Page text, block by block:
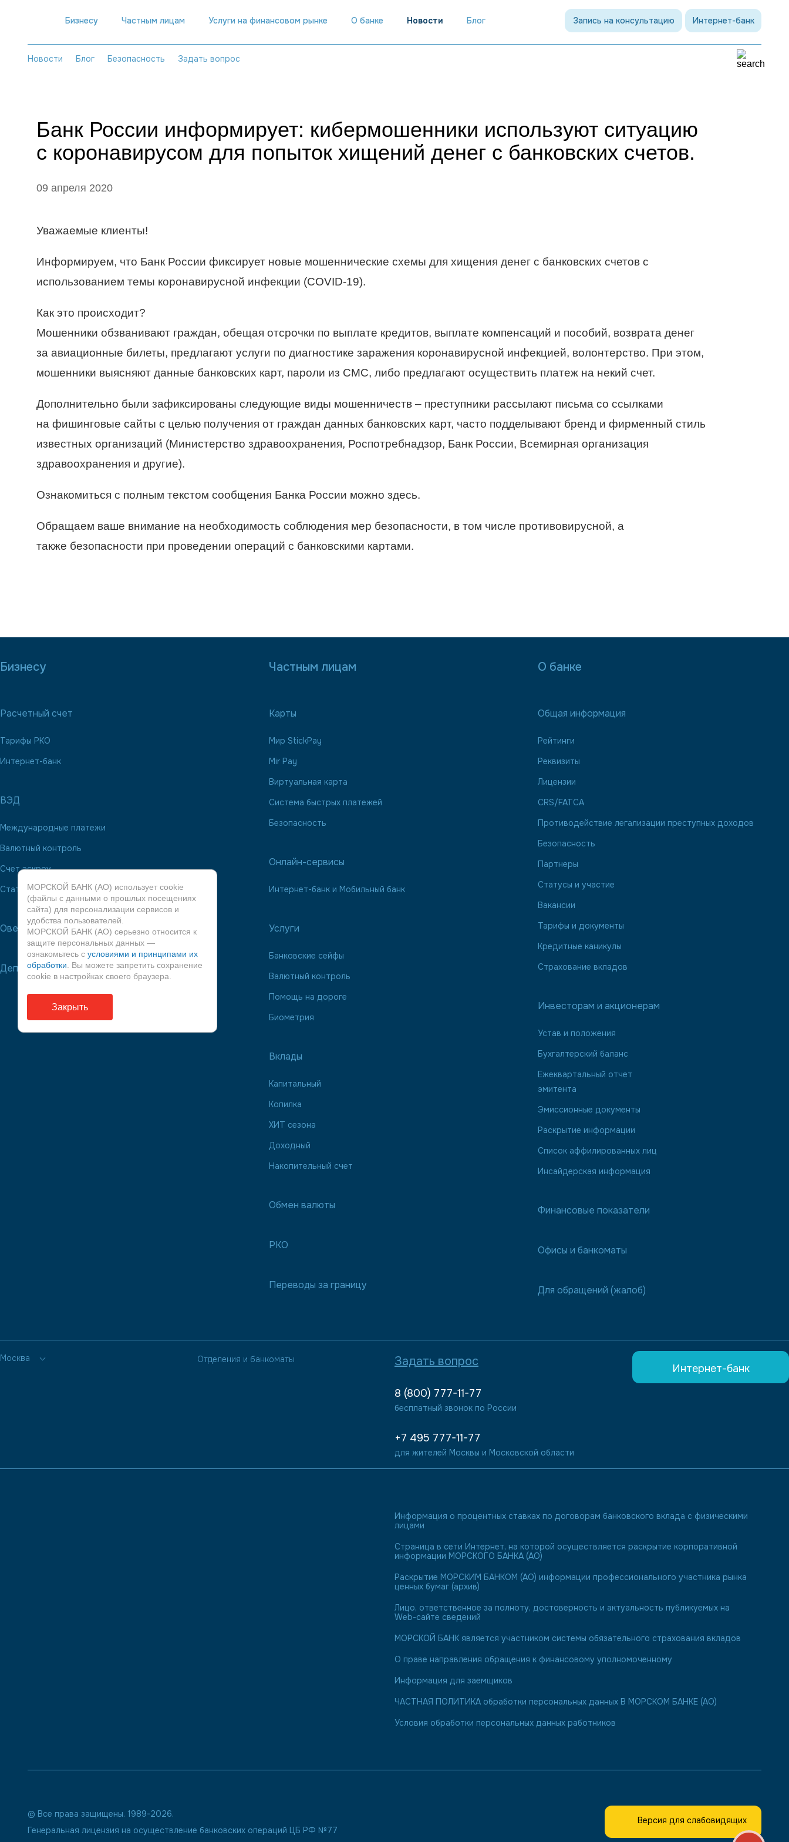
Бизнесу Частным лицам Услуги на финансовом рынке О банке Новости Блог Запись на консультацию Интернет-банк
Новости Блог Безопасность Задать вопрос
Банк России информирует: кибермошенники используют ситуацию
с коронавирусом для попыток хищений денег с банковских счетов.
09 апреля 2020
Уважаемые клиенты!
Информируем, что Банк России фиксирует новые мошеннические схемы для хищения денег с банковских счетов с
использованием темы коронавирусной инфекции (COVID-19).
Как это происходит?
Мошенники обзванивают граждан, обещая отсрочки по выплате кредитов, выплате компенсаций и пособий, возврата денег
за авиационные билеты, предлагают услуги по диагностике заражения коронавирусной инфекцией, волонтерство. При этом,
мошенники выясняют данные банковских карт, пароли из СМС, либо предлагают осуществить платеж на некий счет.
Дополнительно были зафиксированы следующие виды мошенничеств – преступники рассылают письма со ссылками
на фишинговые сайты с целью получения от граждан данных банковских карт, часто подделывают бренд и фирменный стиль
известных организаций (Министерство здравоохранения, Роспотребнадзор, Банк России, Всемирная организация
здравоохранения и другие).
Ознакомиться с полным текстом сообщения Банка России можно здесь.
Обращаем ваше внимание на необходимость соблюдения мер безопасности, в том числе противовирусной, а
также безопасности при проведении операций с банковскими картами.
Бизнесу
Расчетный счет
Тарифы РКО
Интернет-банк
ВЭД
Международные платежи
Валютный контроль
Счет эскроу
Стать партнером ВЭД
Овердрафт
Депозиты
Частным лицам
Карты
Мир StickPay
Mir Pay
Виртуальная карта
Система быстрых платежей
Безопасность
Онлайн-сервисы
Интернет-банк и Мобильный банк
Услуги
Банковские сейфы
Валютный контроль
Помощь на дороге
Биометрия
Вклады
Капитальный
Копилка
ХИТ сезона
Доходный
Накопительный счет
Обмен валюты
РКО
Переводы за границу
О банке
Общая информация
Рейтинги
Реквизиты
Лицензии
CRS/FATCA
Противодействие легализации преступных доходов
Безопасность
Партнеры
Статусы и участие
Вакансии
Тарифы и документы
Кредитные каникулы
Страхование вкладов
Инвесторам и акционерам
Устав и положения
Бухгалтерский баланс
Ежеквартальный отчет
эмитента
Эмиссионные документы
Раскрытие информации
Список аффилированных лиц
Инсайдерская информация
Финансовые показатели
Офисы и банкоматы
Для обращений (жалоб)
Москва Отделения и банкоматы Задать вопрос
8 (800) 777-11-77
бесплатный звонок по России
+7 495 777-11-77
для жителей Москвы и Московской области
Интернет-банк
Информация о процентных ставках по договорам банковского вклада с физическими
лицами
Страница в сети Интернет, на которой осуществляется раскрытие корпоративной
информации МОРСКОГО БАНКА (АО)
Раскрытие МОРСКИМ БАНКОМ (АО) информации профессионального участника рынка
ценных бумаг (архив)
Лицо, ответственное за полноту, достоверность и актуальность публикуемых на
Web-сайте сведений
МОРСКОЙ БАНК является участником системы обязательного страхования вкладов
О праве направления обращения к финансовому уполномоченному
Информация для заемщиков
ЧАСТНАЯ ПОЛИТИКА обработки персональных данных В МОРСКОМ БАНКЕ (АО)
Условия обработки персональных данных работников
© Все права защищены. 1989-2026.
Генеральная лицензия на осуществление банковских операций ЦБ РФ №77
Версия для слабовидящих
МОРСКОЙ БАНК (АО) использует cookie
(файлы с данными о прошлых посещениях
сайта) для персонализации сервисов и
удобства пользователей.
МОРСКОЙ БАНК (АО) серьезно относится к
защите персональных данных —
ознакомьтесь с условиями и принципами их
обработки . Вы можете запретить сохранение
cookie в настройках своего браузера.
Закрыть